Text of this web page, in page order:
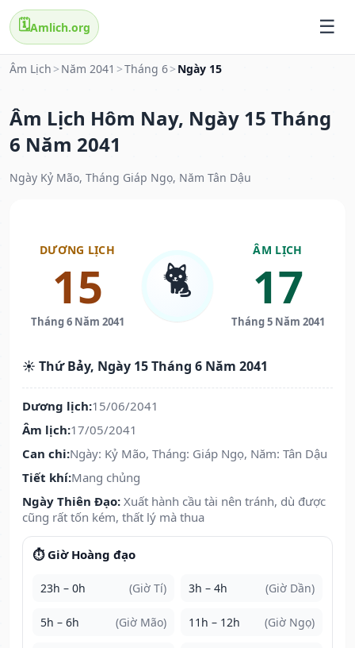
🗓️Amlich.org
Âm Lịch > Năm 2041 >Tháng 6> Ngày 15
Âm Lịch Hôm Nay, Ngày 15 Tháng
6 Năm 2041
Ngày Kỷ Mão, Tháng Giáp Ngọ, Năm Tân Dậu
DƯƠNG LỊCH
15
Tháng 6 Năm 2041
🐈
ÂM LỊCH
17
Tháng 5 Năm 2041
☀️ Thứ Bảy, Ngày 15 Tháng 6 Năm 2041
Dương lịch:15/06/2041
Âm lịch:17/05/2041
Can chi:Ngày: Kỷ Mão, Tháng: Giáp Ngọ, Năm: Tân Dậu
Tiết khí:Mang chủng
Ngày Thiên Đạo: Xuất hành cầu tài nên tránh, dù được
cũng rất tốn kém, thất lý mà thua
⏱️ Giờ Hoàng đạo
23h – 0h (Giờ Tí) 3h – 4h (Giờ Dần)
5h – 6h (Giờ Mão) 11h – 12h (Giờ Ngọ)